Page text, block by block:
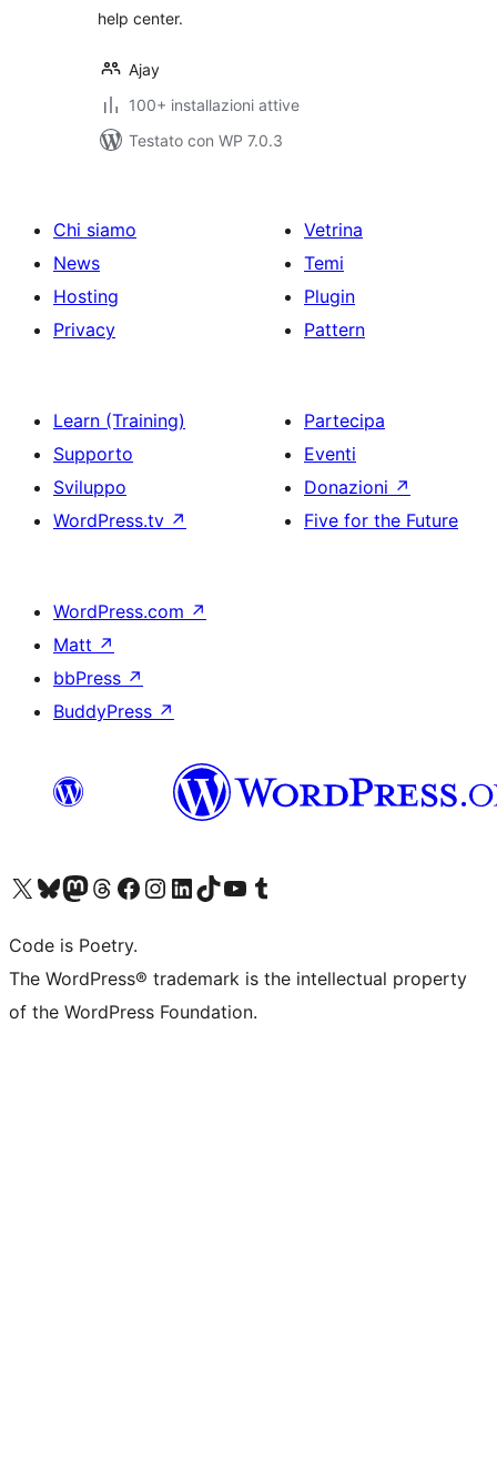
help center.
Ajay
100+ installazioni attive
Testato con WP 7.0.3
Chi siamo
News
Hosting
Privacy
Vetrina
Temi
Plugin
Pattern
Learn (Training)
Supporto
Sviluppo
WordPress.tv ↗
Partecipa
Eventi
Donazioni ↗
Five for the Future
WordPress.com ↗
Matt ↗
bbPress ↗
BuddyPress ↗
Visita il nostro account X (ex Twitter)
Visita il nostro account Bluesky
Visita il nostro account Mastodon
Visita il nostro account Threads
Visita la nostra pagina Facebook
Visita il nostro account Instagram
Visita il nostro account LinkedIn
Visita il nostro account TikTok
Visita il nostro canale YouTube
Visita il nostro account Tumblr
Code is Poetry.
The WordPress® trademark is the intellectual property
of the WordPress Foundation.